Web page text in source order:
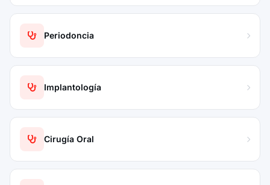
Periodoncia
Implantología
Cirugía Oral